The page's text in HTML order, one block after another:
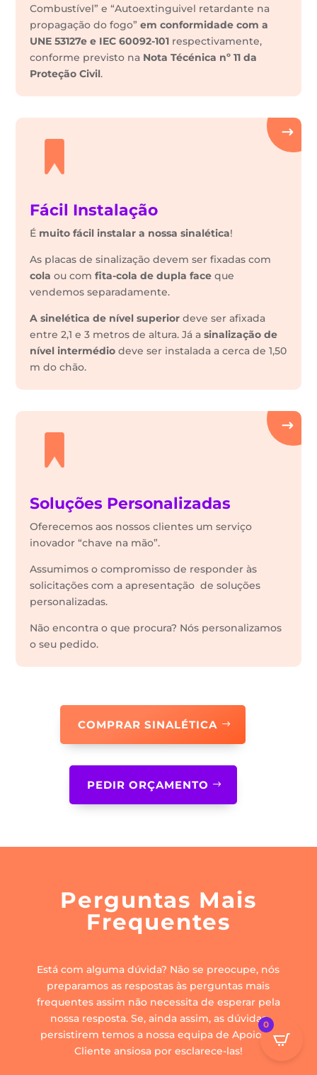
Combustível” e “Autoextinguivel retardante na
propagação do fogo”em conformidade com a
UNE 53127e e IEC 60092-101 respectivamente,
conforme previsto na Nota Técénica nº 11 da
Proteção Civil.
Fácil Instalação
É muito fácil instalar a nossa sinalética!
As placas de sinalização devem ser fixadas com
cola ou comfita-cola de dupla face que
vendemos separadamente.
A sinelética de nível superior deve ser afixada
entre 2,1 e 3 metros de altura. Já asinalização de
nível intermédiodeve ser instalada a cerca de 1,50
m do chão.
Soluções Personalizadas
Oferecemos aos nossos clientes um serviço
inovador “chave na mão”.
Assumimos o compromisso de responder às
solicitações com a apresentação de soluções
personalizadas.
Não encontra o que procura? Nós personalizamos
o seu pedido.
COMPRAR SINALÉTICA
PEDIR ORÇAMENTO
Perguntas Mais
Frequentes
Está com alguma dúvida? Não se preocupe, nós
preparamos as respostas às perguntas mais
frequentes assim não necessita de esperar pela
nossa resposta. Se, ainda assim, as dúvidas
persistirem temos a nossa equipa de Apoio ao
Cliente ansiosa por esclarece-las!
0